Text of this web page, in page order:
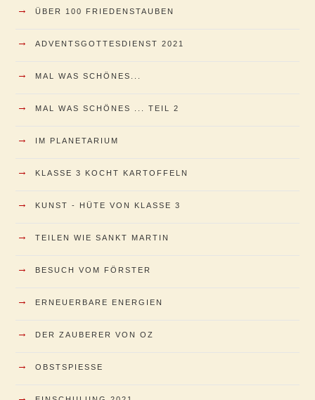
→ ÜBER 100 FRIEDENSTAUBEN
→ ADVENTSGOTTESDIENST 2021
→ MAL WAS SCHÖNES...
→ MAL WAS SCHÖNES ... TEIL 2
→ IM PLANETARIUM
→ KLASSE 3 KOCHT KARTOFFELN
→ KUNST - HÜTE VON KLASSE 3
→ TEILEN WIE SANKT MARTIN
→ BESUCH VOM FÖRSTER
→ ERNEUERBARE ENERGIEN
→ DER ZAUBERER VON OZ
→ OBSTSPIESSE